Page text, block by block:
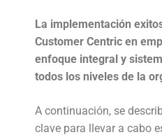
La implementación
Customer Centric en
enfoque integral y
todos los niveles de la
A continuación, se
clave para llevar a cabo